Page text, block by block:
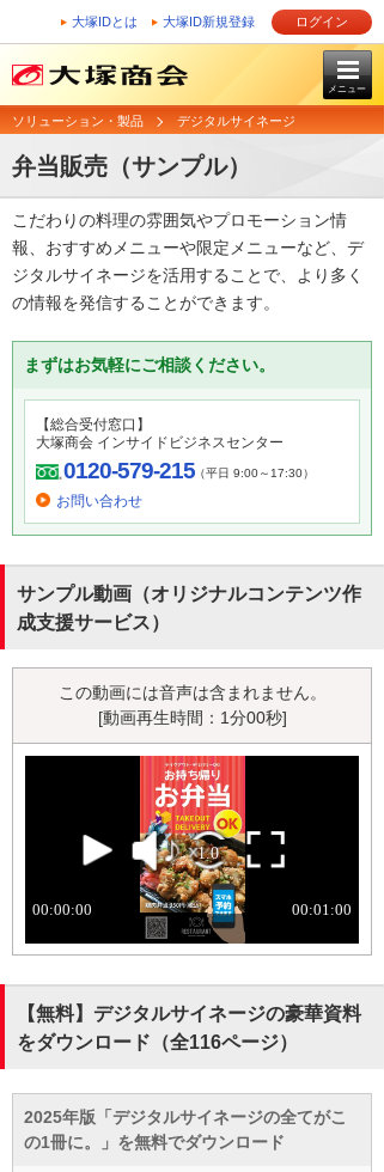
大塚IDとは 大塚ID新規登録 ログイン
メニュー
ソリューション・製品 デジタルサイネージ
弁当販売（サンプル）
こだわりの料理の雰囲気やプロモーション情
報、おすすめメニューや限定メニューなど、デ
ジタルサイネージを活用することで、より多く
の情報を発信することができます。
まずはお気軽にご相談ください。
【総合受付窓口】
大塚商会 インサイドビジネスセンター
0120-579-215（平日 9:00～17:30）
お問い合わせ
サンプル動画（オリジナルコンテンツ作
成支援サービス）
この動画には音声は含まれません。
[動画再生時間：1分00秒]
【無料】デジタルサイネージの豪華資料
をダウンロード（全116ページ）
2025年版「デジタルサイネージの全てがこ
の1冊に。」を無料でダウンロード